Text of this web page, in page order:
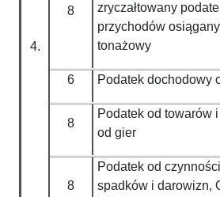
4.
8
zryczałtowany
przychodów
tonażowy
6 Podatek dochodowy
8
Podatek od towarów
od gier
8
Podatek od
spadków i darowizn,